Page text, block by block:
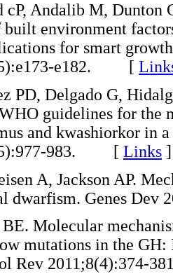
cP, Andalib M, Dunton
environment
for smart
e182. [
PD, Delgado G,
guidelines for the
and kwashiorkor in
983. [ Links ]
A, Jackson AP.
dwarfism. Genes
BE. Molecular
mutations in the GH:
Rev